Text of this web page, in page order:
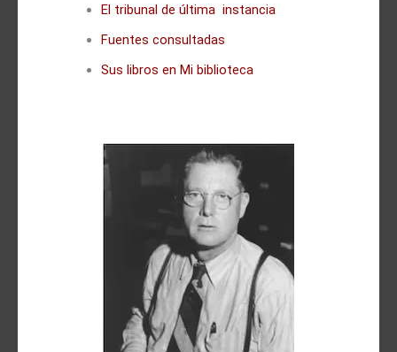
El tribunal de última instancia
Fuentes consultadas
Sus libros en Mi biblioteca